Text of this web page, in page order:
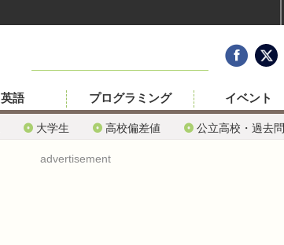
大学生 高校偏差値 公立高校・過去問
英語 プログラミング イベント
advertisement